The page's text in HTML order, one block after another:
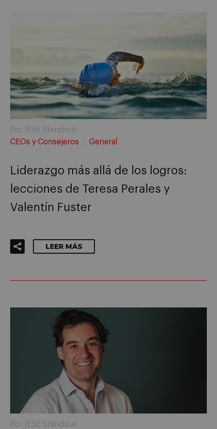
Por IESE Standout
CEOs y Consejeros
General
Liderazgo más allá de los logros:
lecciones de Teresa Perales y
Valentín Fuster
LEER MÁS
Por IESE Standout